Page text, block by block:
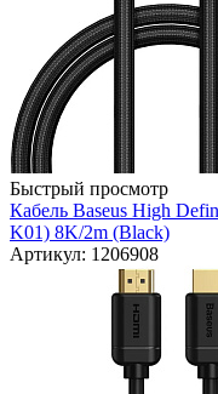
Быстрый просмотр
Кабель Baseus High
K01) 8K/2m (Black)
Артикул: 1206908